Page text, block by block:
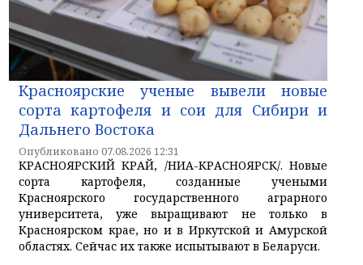
Красноярские ученые вывели новые
сорта картофеля и сои для Сибири и
Дальнего Востока
Опубликовано 07.08.2026 12:31
КРАСНОЯРСКИЙ КРАЙ, /НИА-КРАСНОЯРСК/. Новые
сорта картофеля, созданные учеными
Красноярского государственного аграрного
университета, уже выращивают не только в
Красноярском крае, но и в Иркутской и Амурской
областях. Сейчас их также испытывают в Беларуси.